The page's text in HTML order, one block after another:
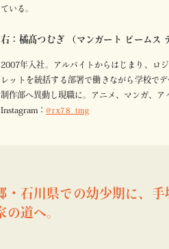
ている。
右：橘髙つむぎ （マンガート ビームス
2007年入社。アルバイトからはじまり、ロ
レットを統括する部署で働きながら学校で
制作部へ異動し現職に。アニメ、マンガ、ア
Instagram：@rx78_tmg
・石川県での幼少期に、
の道へ。